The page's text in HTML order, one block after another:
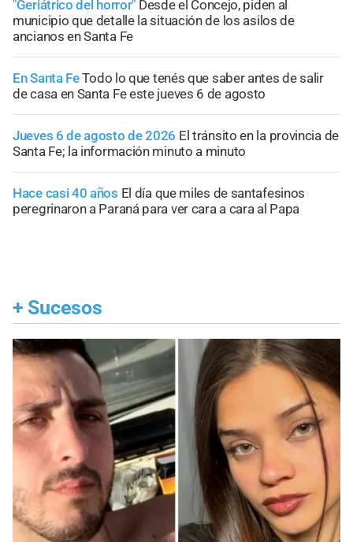
"Geriátrico del horror" Desde el Concejo, piden al
municipio que detalle la situación de los asilos de
ancianos en Santa Fe
En Santa FeTodo lo que tenés que saber antes de salir
de casa en Santa Fe este jueves 6 de agosto
Jueves 6 de agosto de 2026 El tránsito en la provincia de
Santa Fe; la información minuto a minuto
Hace casi 40 años El día que miles de santafesinos
peregrinaron a Paraná para ver cara a cara al Papa
+ Sucesos